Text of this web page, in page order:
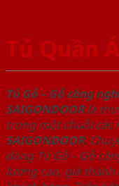
Tủ Quần
Tủ Gỗ – Gỗ công
SAIGONDOORlà
trong một chuỗi các
SAIGONDOOR.
dòng Tủ Gỗ – Gỗ
lượng cao, giá